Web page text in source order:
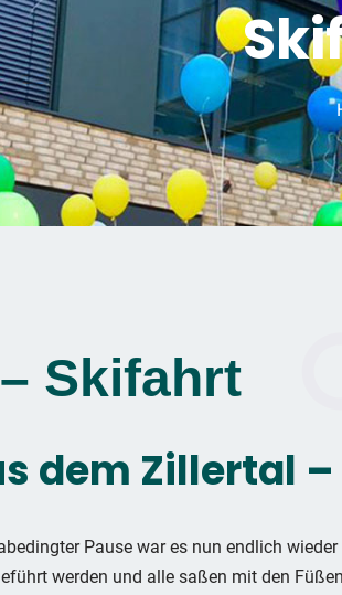
Skifahrt
dem Zillertal –
Pause war es nun endlich
werden und alle saßen mit den